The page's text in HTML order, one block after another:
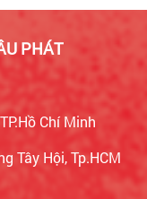
PHÁT
Chí Minh
Tây Hội, Tp.HCM